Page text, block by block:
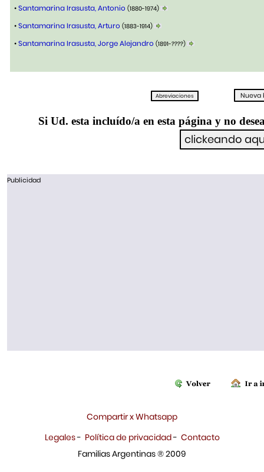
•Santamarina Irasusta, Antonio (1880-1974)
•Santamarina Irasusta, Arturo (1883-1914)
•Santamarina Irasusta, Jorge Alejandro (1891-????)
Si Ud. esta incluído/a en esta página y no
Publicidad
Compartir x Whatsapp
Legales- Política de privacidad- Contacto
Familias Argentinas ® 2009